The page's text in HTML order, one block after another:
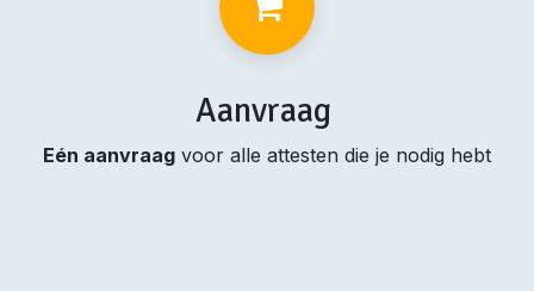
Aanvraag
Eén aanvraag voor alle attesten die je nodig hebt